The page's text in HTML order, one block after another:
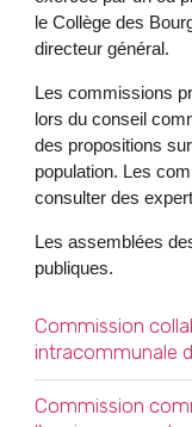
le Collège des
directeur général.
Les commissions
lors du conseil
des propositions
population. Les
consulter des
Les assemblées
publiques.
OVERZICHT
Commission
intracommunale
Commission